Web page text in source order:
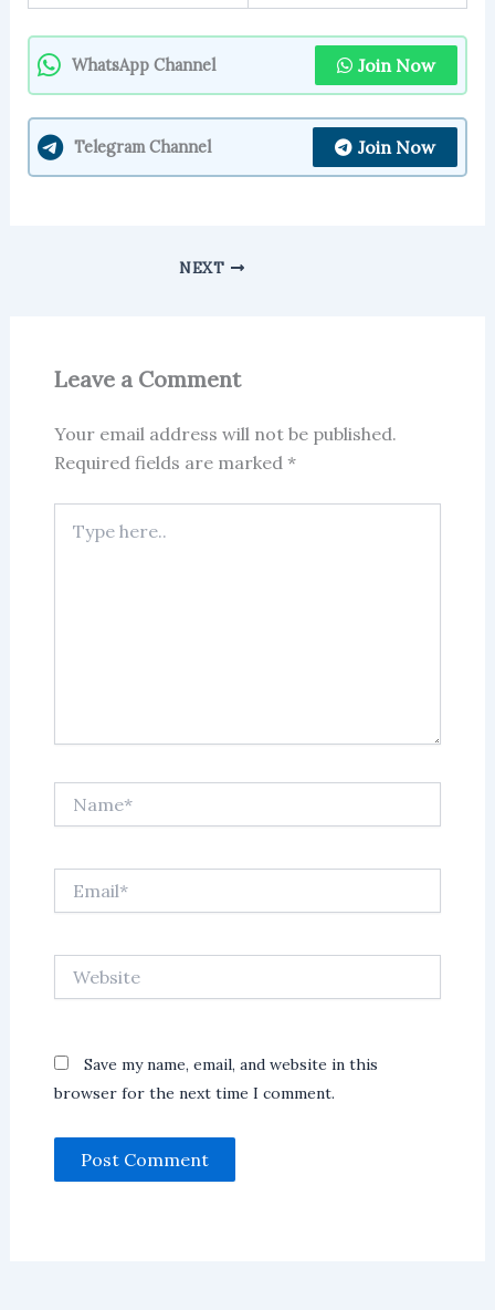
WhatsApp Channel Join Now
Telegram Channel Join Now
NEXT
Leave a Comment
Your email address will not be published.
Required fields are marked *
here..
Save my name, email, and website in this
browser for the next time I comment.